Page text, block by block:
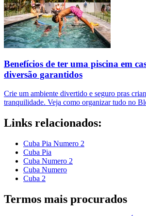
Benefícios de ter uma piscina em
diversão garantidos
Crie um ambiente divertido e seguro pras
tranquilidade. Veja como organizar tudo no
Links relacionados:
Cuba Pia Numero 2
Cuba Pia
Cuba Numero 2
Cuba Numero
Cuba 2
Termos mais procurados